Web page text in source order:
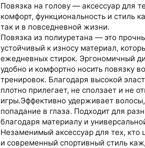
Повязка на голову — аксессуар для
комфорт, функциональность и стиль
так и в повседневной жизни.
Повязка из полиуретана — это
устойчивый к износу материал,
ежедневных стирок. Эргономичный
удобно и комфортно носить повязку
тренировок. Благодаря высокой
плотно прилегает, не сползает и не
игры.Эффективно удерживает
попадание в глаза. Подходит для
благодаря материалу и
Незаменимый аксессуар для тех, кто
и современный спортивный стиль